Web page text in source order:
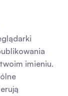
imieniu.